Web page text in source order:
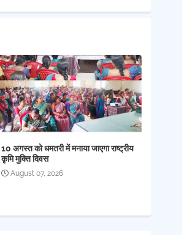
10 अगस्त को धमतरी में मनाया जाएगा राष्ट्रीय
कृमि मुक्ति दिवस
August 07, 2026